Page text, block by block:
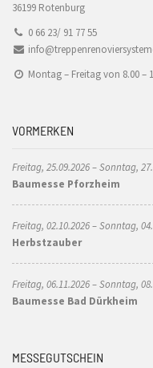
36199 Rotenburg
0 66 23/ 91 77 55
Montag – Freitag von 8.00 –
VORMERKEN
Freitag, 25.09.2026 – Sonntag,
Baumesse Pforzheim
Freitag, 02.10.2026 – Sonntag,
Herbstzauber
Freitag, 06.11.2026 – Sonntag,
Baumesse Bad Dürkheim
MESSEGUTSCHEIN